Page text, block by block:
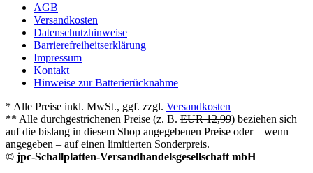
AGB
Versandkosten
Datenschutzhinweise
Barrierefreiheitserklärung
Impressum
Kontakt
Hinweise zur Batterierücknahme
* Alle Preise inkl. MwSt., ggf. zzgl. Versandkosten
** Alle durchgestrichenen Preise (z. B. EUR 12,99) beziehen sich
auf die bislang in diesem Shop angegebenen Preise oder – wenn
angegeben – auf einen limitierten Sonderpreis.
© jpc-Schallplatten-Versandhandelsgesellschaft mbH